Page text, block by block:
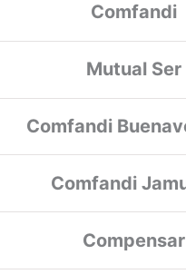
Comfandi
Mutual Ser
Comfandi
Comfandi
Compensar